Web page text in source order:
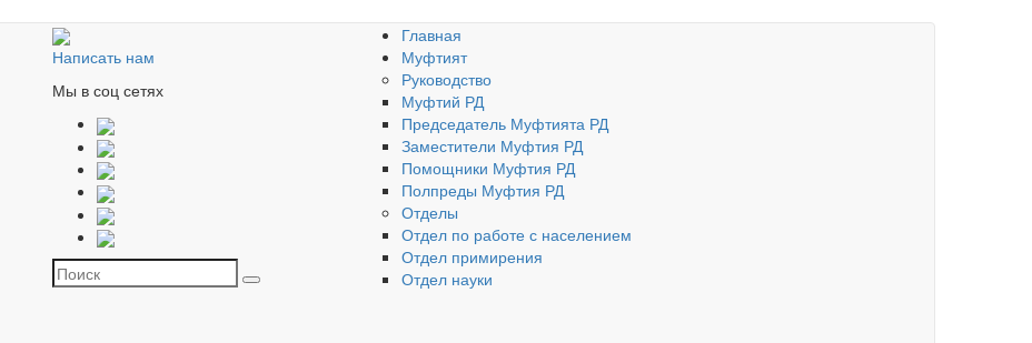
Написать нам
Мы в соц сетях
Главная
Муфтият
Руководство
Муфтий РД
Председатель Муфтията РД
Заместители Муфтия РД
Помощники Муфтия РД
Полпреды Муфтия РД
Отделы
Отдел по работе с населением
Отдел примирения
Отдел науки